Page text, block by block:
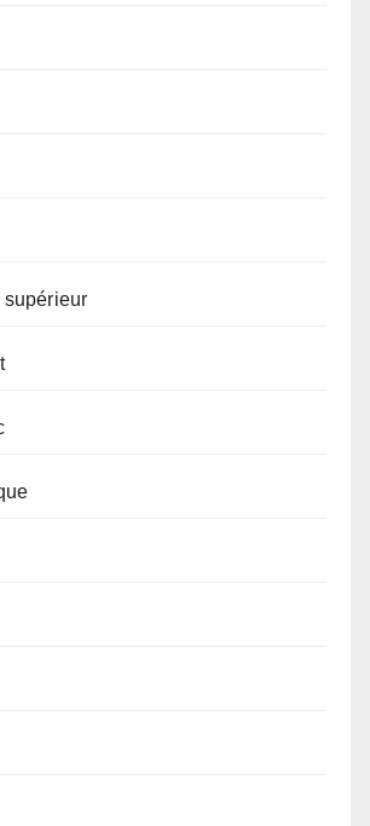
supérieur